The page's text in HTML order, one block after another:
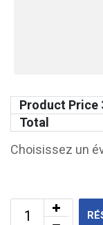
Product Price
Total
Choisissez un